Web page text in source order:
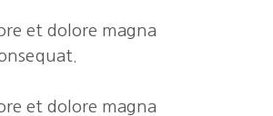
et dolore magna
et dolore magna